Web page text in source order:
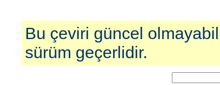
Bu çeviri güncel
sürüm geçerlidir.